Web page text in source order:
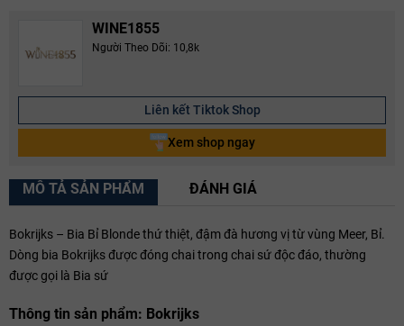
WINE1855
Người Theo Dõi: 10,8k
Liên kết Tiktok Shop
Xem shop ngay
MÔ TẢ SẢN PHẨM ĐÁNH GIÁ
Bokrijks – Bia Bỉ Blonde thứ thiệt, đậm đà hương vị từ vùng Meer, Bỉ.
Dòng bia Bokrijks được đóng chai trong chai sứ độc đáo, thường
được gọi là Bia sứ
Thông tin sản phẩm: Bokrijks